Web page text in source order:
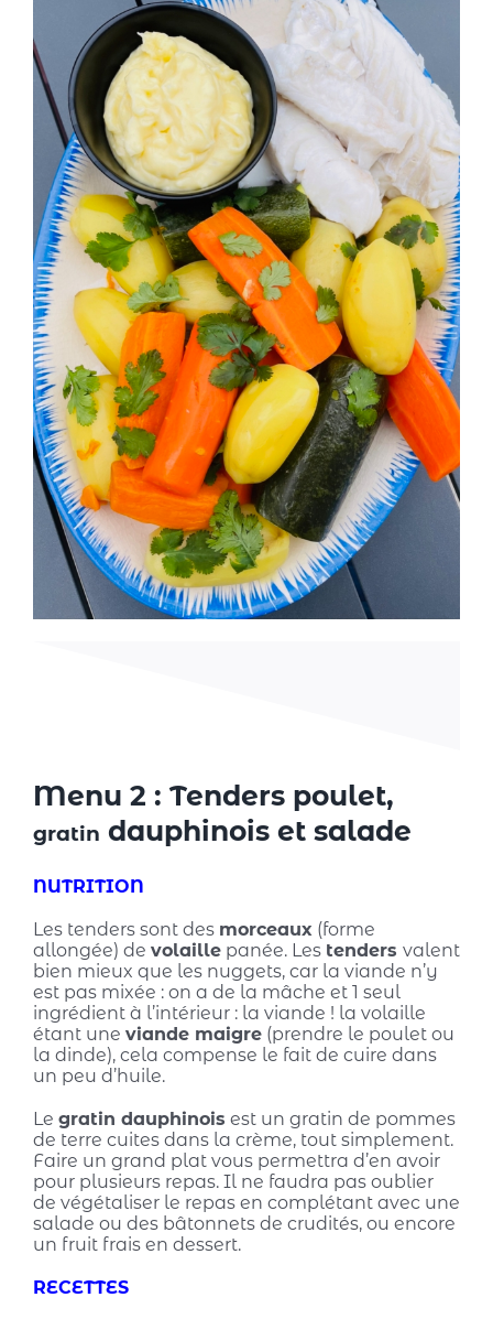
Menu 2 : Tenders poulet,
gratin dauphinois et salade
NUTRITION
Les tenders sont des morceaux(forme
allongée) de volaillepanée. Les tenders valent
bien mieux que les nuggets, car la viande n’y
est pas mixée : on a de la mâche et 1 seul
ingrédient à l’intérieur : la viande ! la volaille
étant une viande maigre(prendre le poulet ou
la dinde), cela compense le fait de cuire dans
un peu d’huile.
Le gratin dauphinois est un gratin de pommes
de terre cuites dans la crème, tout simplement.
Faire un grand plat vous permettra d’en avoir
pour plusieurs repas. Il ne faudra pas oublier
de végétaliser le repas en complétant avec une
salade ou des bâtonnets de crudités, ou encore
un fruit frais en dessert.
RECETTES